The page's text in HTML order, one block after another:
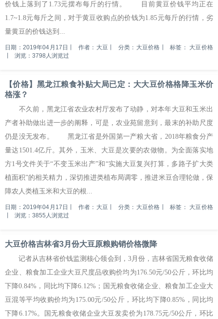
价钱上落到了1.73元摆布每斤的行情。 目前黄豆价钱平均正在
1.7~1.8元每斤之间，对于黄豆收购点的价钱为1.85元每斤的行情，劣
量黄豆的价钱达到...
日期：2019年04月17日 作者：大豆 分类：大豆价格 标签： 大豆价格
浏览：3798人浏览过
【价格】黑龙江粮食补贴大局已定：大大豆价格格降玉米价
格涨？
不久前，黑龙江省农业农村厅发布了动静，对本年大豆和玉米出
产者补助做出进一步的阐释，可是，农业苑留意到，最末的补助尺度
仍是没无发布。 黑龙江省是外国第一产粮大省，2018年粮食分产
量达1501.4亿斤。其外，玉米、大豆是次要的农做物。为全面落实地
方1号文件关于“不变玉米出产”和“实施大豆复兴打算，多路子扩大类
植面积”的相关精力，深切推进类植布局调零，推进米豆合理轮做，保
障农人类植玉米和大豆的根...
日期：2019年04月17日 作者：大豆 分类：大豆价格 标签： 大豆价格
浏览：3855人浏览过
大豆价格吉林省3月份大豆原粮购销价格微降
记者从吉林省价钱监测核心领会到，3月份，吉林省国无粮食收储
企业、粮食加工企业大豆尺度品收购价均为176.50元/50公斤，环比均
下降0.84%，同比均下降6.12%；国无粮食收储企业、粮食加工企业大
豆混等平均收购价均为175.00元/50公斤，环比均下降0.85%，同比均
下降6.17%。国无粮食收储企业大豆发卖价为178.75元/50公斤，环比